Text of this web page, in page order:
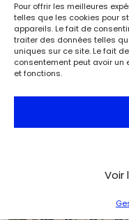
Pour offrir les meilleures
telles que les cookies pour
appareils. Le fait de
traiter des données telles
uniques sur ce site. Le fait
consentement peut avoir
et fonctions.
Voir
Nassau, le bâtiment
plus beaux
néerlandaise. Acquis
en musée public, il
collection de
(Johannes Vermeer,
Hals, Anthony van